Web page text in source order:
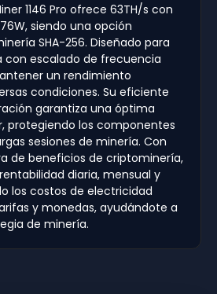
1146 Pro ofrece 63TH/s con
siendo una opción
SHA-256. Diseñado para
con escalado de frecuencia
un rendimiento
condiciones. Su eficiente
garantiza una óptima
protegiendo los componentes
sesiones de minería. Con
de beneficios de criptominería,
diaria, mensual y
los costos de electricidad
y monedas, ayudándote a
de minería.